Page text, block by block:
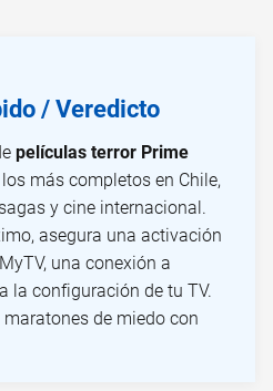
/ Veredicto
películas terror Prime
más completos en Chile,
y cine internacional.
asegura una activación
una conexión a
la configuración de tu TV.
de miedo con